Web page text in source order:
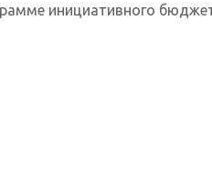
инициативного